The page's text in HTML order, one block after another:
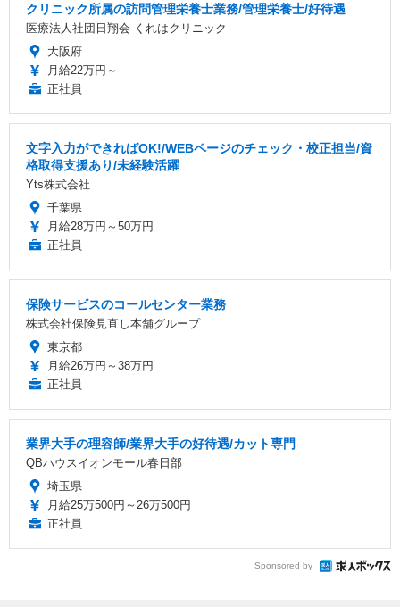
クリニック所属の訪問管理栄養士業務/管理栄養士/好待遇
医療法人社団日翔会 くれはクリニック
大阪府
月給22万円～
正社員
文字入力ができればOK!/WEBページのチェック・校正担当/資
格取得支援あり/未経験活躍
Yts株式会社
千葉県
月給28万円～50万円
正社員
保険サービスのコールセンター業務
株式会社保険見直し本舗グループ
東京都
月給26万円～38万円
正社員
業界大手の理容師/業界大手の好待遇/カット専門
QBハウスイオンモール春日部
埼玉県
月給25万500円～26万500円
正社員
Sponsored by